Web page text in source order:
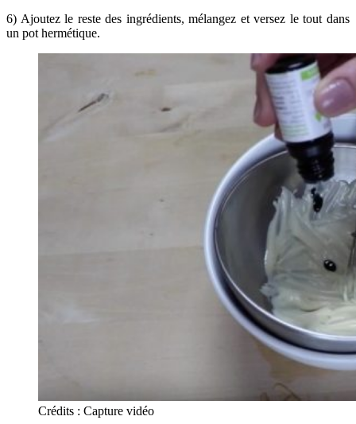
6) Ajoutez le reste des ingrédients, mélangez et versez le tout dans
un pot hermétique.
Crédits : Capture vidéo